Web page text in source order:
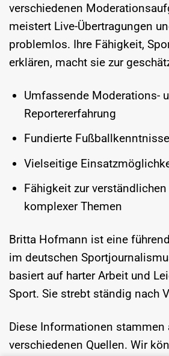
verschiedenen
meistert Live-Übertragungen
problemlos. Ihre Fähigkeit,
erklären, macht sie zur
Umfassende Moderations-
Reportererfahrung
Fundierte Fußballkenntnisse
Vielseitige
Fähigkeit zur verständlichen
komplexer Themen
Britta Hofmann ist eine
im deutschen
basiert auf harter Arbeit und
Sport. Sie strebt ständig nach
Diese Informationen stammen
verschiedenen Quellen. Wir